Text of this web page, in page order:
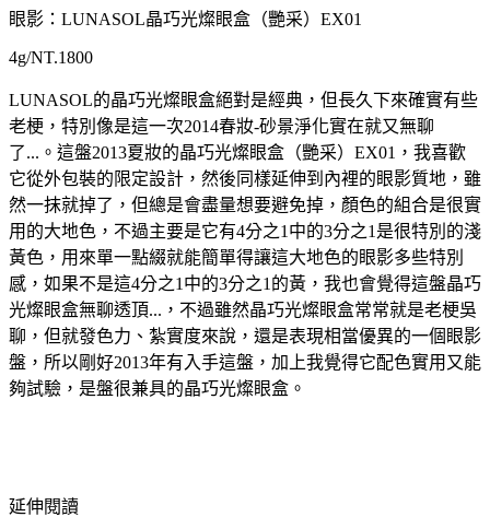
眼影：LUNASOL晶巧光燦眼盒（艷采）EX01
4g/NT.1800
LUNASOL的晶巧光燦眼盒絕對是經典，但長久下來確實有些
老梗，特別像是這一次2014春妝-砂景淨化實在就又無聊
了...。這盤2013夏妝的晶巧光燦眼盒（艷采）EX01，我喜歡
它從外包裝的限定設計，然後同樣延伸到內裡的眼影質地，雖
然一抹就掉了，但總是會盡量想要避免掉，顏色的組合是很實
用的大地色，不過主要是它有4分之1中的3分之1是很特別的淺
黃色，用來單一點綴就能簡單得讓這大地色的眼影多些特別
感，如果不是這4分之1中的3分之1的黃，我也會覺得這盤晶巧
光燦眼盒無聊透頂...，不過雖然晶巧光燦眼盒常常就是老梗吳
聊，但就發色力、紮實度來說，還是表現相當優異的一個眼影
盤，所以剛好2013年有入手這盤，加上我覺得它配色實用又能
夠試驗，是盤很兼具的晶巧光燦眼盒。
延伸閱讀